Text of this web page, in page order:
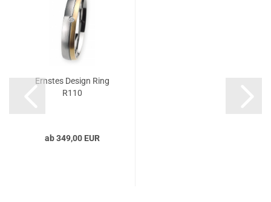
Ernstes Design Ring
R110
ab 349,00 EUR